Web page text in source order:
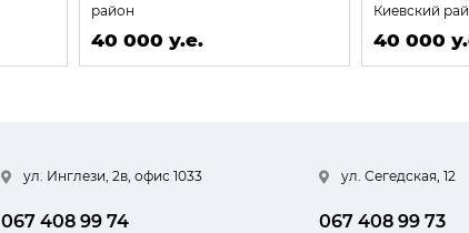
район
40 000 у.е.
Киевский
40 000
ул. Инглези, 2в, офис 1033
067 408 99 74
ул. Сегедская, 12
067 408 99 73